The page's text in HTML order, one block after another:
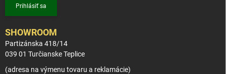
Prihlásiť sa
SHOWROOM
Partizánska 418/14
039 01 Turčianske Teplice
(adresa na výmenu tovaru a reklamácie)